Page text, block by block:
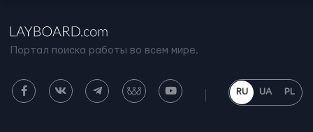
Портал поиска работы во всем мире.
RU UA PL